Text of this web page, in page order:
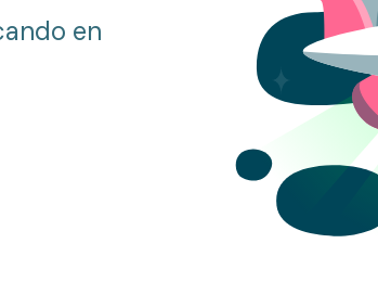
en